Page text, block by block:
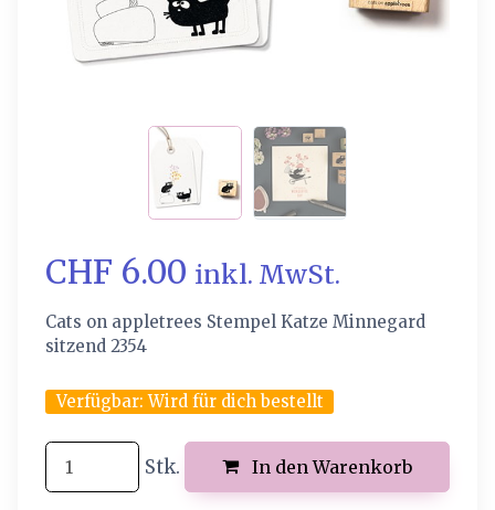
CHF 6.00 inkl. MwSt.
Cats on appletrees Stempel Katze Minnegard
sitzend 2354
Verfügbar:Wird für dich bestellt
Stk. In den Warenkorb